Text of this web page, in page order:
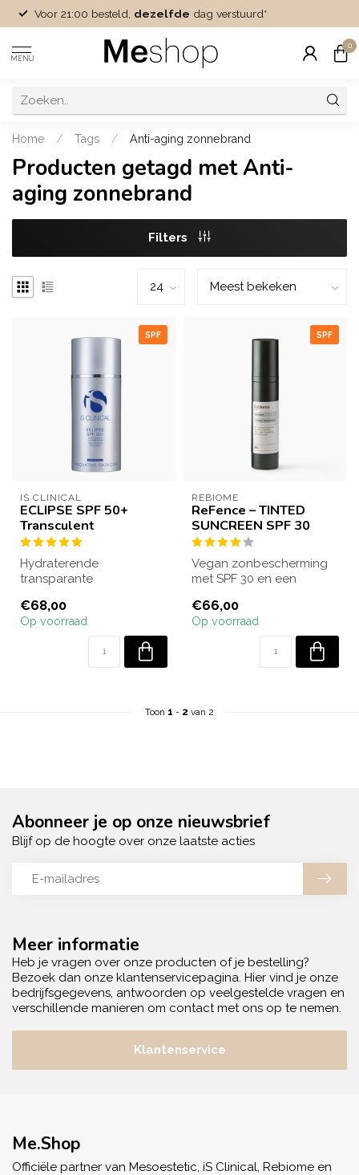
Voor 21:00 besteld, dezelfde dag verstuurd*
MENU
0
Home / Tags / Anti-aging zonnebrand
Producten getagd met Anti-
aging zonnebrand
Filters
SPF
IS CLINICAL
ECLIPSE SPF 50+
Transculent
Hydraterende
transparante
die de huid dagelijks
beschermt...
€68,00
Op voorraad
SPF
REBIOME
ReFence – TINTED
SUNCREEN SPF 30
Vegan zonbescherming
met SPF 30 en een
Beschermt tegen
UVA/UV...
€66,00
Op voorraad
Toon 1 - 2 van 2
Meer informatie
Heb je vragen over onze producten of je bestelling?
Bezoek dan onze klantenservicepagina. Hier vind je onze
bedrijfsgegevens, antwoorden op veelgestelde vragen en
verschillende manieren om contact met ons op te nemen.
Klantenservice
Abonneer je op onze nieuwsbrief
Blijf op de hoogte over onze laatste acties
Me.Shop
Officiële partner van Mesoestetic, iS Clinical, Rebiome en